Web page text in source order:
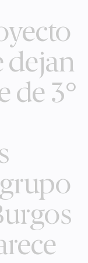
dejan
de 3°